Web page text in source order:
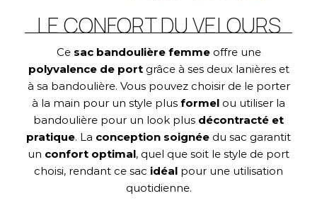
LE CONFORT DU VELOURS
Ce sac bandoulière femmeoffre une
polyvalence de portgrâce à ses deux lanières et
à sa bandoulière. Vous pouvez choisir de le porter
à la main pour un style plus formel ou utiliser la
bandoulière pour un look plus décontracté et
pratique. La conception soignée du sac garantit
un confort optimal, quel que soit le style de port
choisi, rendant ce sac idéal pour une utilisation
quotidienne.